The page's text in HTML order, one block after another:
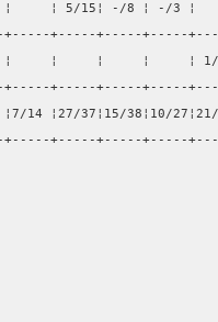
¦     ¦ 5/15¦ -/8 ¦ -/
+-----+-----+-----
¦     ¦     ¦     ¦     ¦
+-----+-----+-----
¦27/37¦15/38¦10/27¦21/
+-----+-----+-----